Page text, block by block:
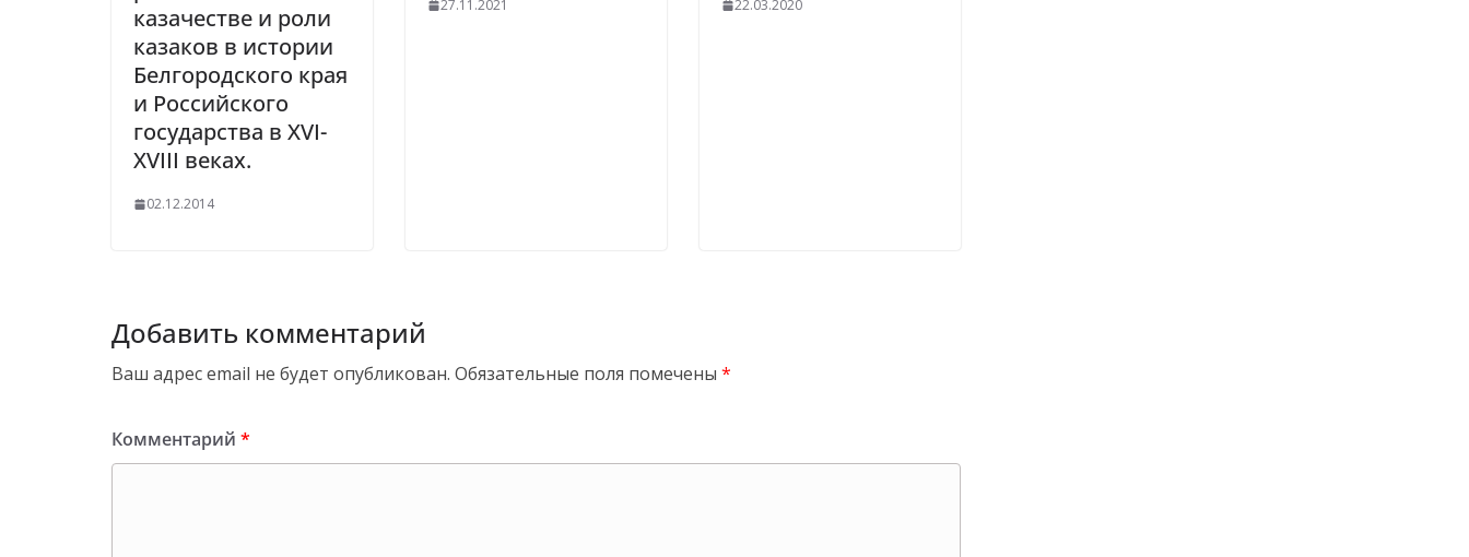
казачестве и роли
казаков в истории
Белгородского края
и Российского
государства в XVI-
XVIII веках.
02.12.2014
27.11.2021 22.03.2020
Добавить комментарий
Ваш адрес email не будет опубликован. Обязательные поля помечены *
Комментарий *